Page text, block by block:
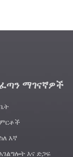
ማገናኛዎች
ምርቶች
እኛ
እና ድጋፍ